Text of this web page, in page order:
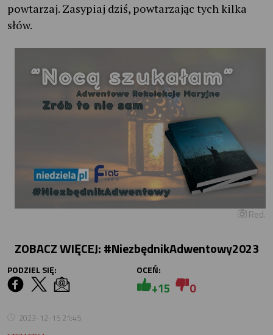
powtarzaj. Zasypiaj dziś, powtarzając tych kilka
słów.
Red.
ZOBACZ WIĘCEJ:#NiezbędnikAdwentowy2023
PODZIEL SIĘ: OCEŃ:
+15 0
2023-12-15 21:45